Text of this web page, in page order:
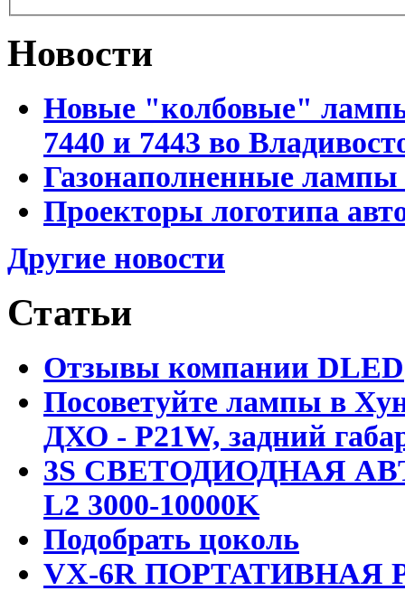
Новости
Новые "колбовые"
7440 и 7443 во
Газонаполненные лампы
Проекторы логотипа
Другие новости
Статьи
Отзывы компании DLED
Посоветуйте лампы в
ДХО - P21W, задний
3S СВЕТОДИОДНАЯ
L2 3000-10000K
Подобрать цоколь
VX-6R ПОРТАТИВНАЯ